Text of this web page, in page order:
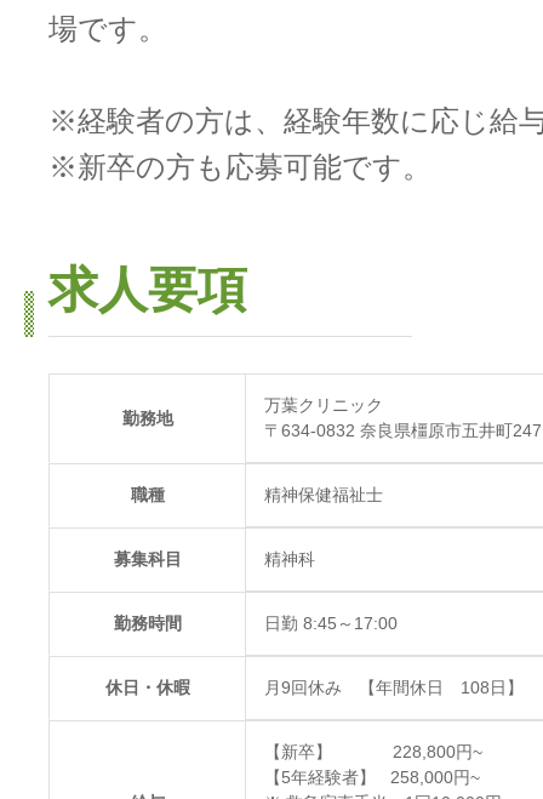
場です。
※経験者の方は、経験年数に応じ給
※新卒の方も応募可能です。
求人要項
勤務地
万葉クリニック
〒634-0832 奈良県橿原市五井町247
職種 精神保健福祉士
募集科目 精神科
勤務時間 日勤 8:45～17:00
休日・休暇 月9回休み 【年間休日 108日】
【新卒】 228,800円~
【5年経験者】 258,000円~